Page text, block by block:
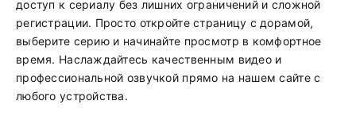
доступ к сериалу без лишних ограничений и сложной
регистрации. Просто откройте страницу с дорамой,
выберите серию и начинайте просмотр в комфортное
время. Наслаждайтесь качественным видео и
профессиональной озвучкой прямо на нашем сайте с
любого устройства.